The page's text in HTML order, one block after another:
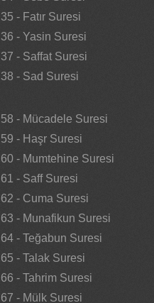
35 - Fatır Suresi
36 - Yasin Suresi
37 - Saffat Suresi
38 - Sad Suresi
58 - Mücadele Suresi
59 - Haşr Suresi
60 - Mumtehine Suresi
61 - Saff Suresi
62 - Cuma Suresi
63 - Munafikun Suresi
64 - Teğabun Suresi
65 - Talak Suresi
66 - Tahrim Suresi
67 - Mülk Suresi